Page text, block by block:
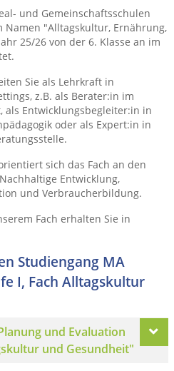
und Gemeinschaftsschulen
Namen "Alltagskultur, Ernährung,
25/26 von der 6. Klasse an im
Sie als Lehrkraft in
z.B. als Berater:in im
als Entwicklungsbegleiter:in in
oder als Expert:in in
sich das Fach an den
Entwicklung,
und Verbraucherbildung.
Fach erhalten Sie in
Studiengang MA
I, Fach Alltagskultur
und Evaluation
und Gesundheit"